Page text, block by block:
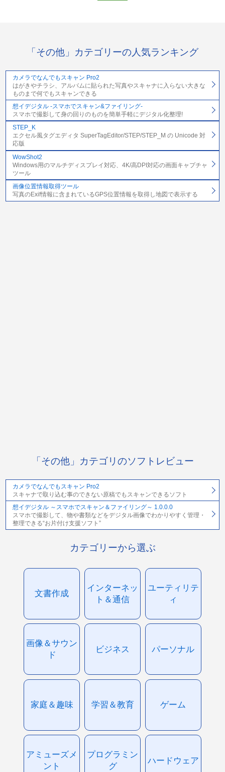
「その他」カテゴリーの人気ランキング
カメラでなんでもスキャン Pro2
はがきやチラシ、アルバムに貼られた写真やスキャナに入らない大きな
ものまで何でもスキャンできる
想イデジタル -スマホでスキャン&ファイリング-
スマホで撮影して身の回りのものを簡単手軽にデジタル化整理!
STEP_K
エクセル風タグエディタ SuperTagEditor/STEP/STEP_M の Unicode 対
応版
WowShot2
Windows用のマルチディスプレイ対応、4K/高DPI対応の画面キャプチャ
ツール
画像位置情報取得ツール
写真のExif情報に含まれているGPS位置情報を取得し地図で表示する
「その他」カテゴリのソフトレビュー
カメラでなんでもスキャン Pro2
スキャナで取り込む事のできない原稿でもスキャンできるソフト
想イデジタル ～スマホでスキャン＆ファイリング～ 1.0.0.0
スマホで撮影して、物や書類などをデジタル画像でわかりやすく管理・
整理できる“お片付け支援ソフト”
カテゴリーから選ぶ
文書作成
インターネッ
ト＆通信
ユーティリテ
ィ
画像＆サウン
ド
ビジネス パーソナル
家庭＆趣味 学習＆教育 ゲーム
アミューズメ
ント
プログラミン
グ
ハードウェア